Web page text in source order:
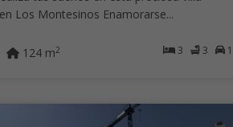
Los Montesinos Enamorarse...
3 3 1
124 m2